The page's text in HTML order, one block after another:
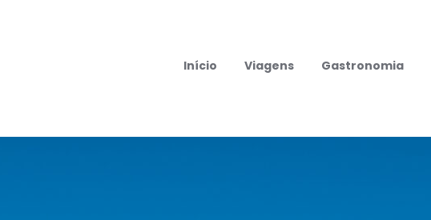
Início Viagens Gastronomia